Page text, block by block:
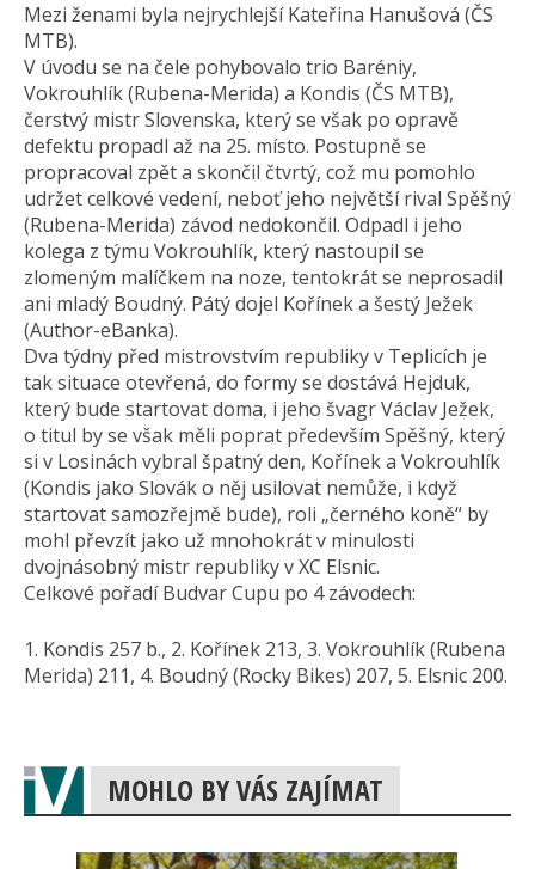
Mezi ženami byla nejrychlejší Kateřina Hanušová (ČS
MTB).
V úvodu se na čele pohybovalo trio Baréniy,
Vokrouhlík (Rubena-Merida) a Kondis (ČS MTB),
čerstvý mistr Slovenska, který se však po opravě
defektu propadl až na 25. místo. Postupně se
propracoval zpět a skončil čtvrtý, což mu pomohlo
udržet celkové vedení, neboť jeho největší rival Spěšný
(Rubena-Merida) závod nedokončil. Odpadl i jeho
kolega z týmu Vokrouhlík, který nastoupil se
zlomeným malíčkem na noze, tentokrát se neprosadil
ani mladý Boudný. Pátý dojel Kořínek a šestý Ježek
(Author-eBanka).
Dva týdny před mistrovstvím republiky v Teplicích je
tak situace otevřená, do formy se dostává Hejduk,
který bude startovat doma, i jeho švagr Václav Ježek,
o titul by se však měli poprat především Spěšný, který
si v Losinách vybral špatný den, Kořínek a Vokrouhlík
(Kondis jako Slovák o něj usilovat nemůže, i když
startovat samozřejmě bude), roli „černého koně“ by
mohl převzít jako už mnohokrát v minulosti
dvojnásobný mistr republiky v XC Elsnic.
Celkové pořadí Budvar Cupu po 4 závodech:
1. Kondis 257 b., 2. Kořínek 213, 3. Vokrouhlík (Rubena
Merida) 211, 4. Boudný (Rocky Bikes) 207, 5. Elsnic 200.
MOHLO BY VÁS ZAJÍMAT